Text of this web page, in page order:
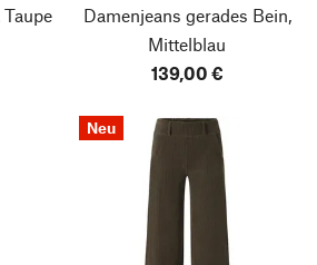
Damenjeans gerades Bein,
Mittelblau
139,00 €
Neu